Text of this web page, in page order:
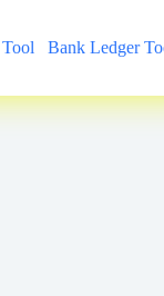
Bank Ledger